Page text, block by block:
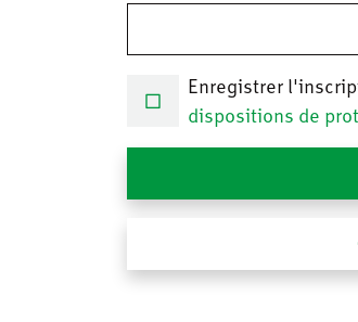
Enregistrer
dispositions de